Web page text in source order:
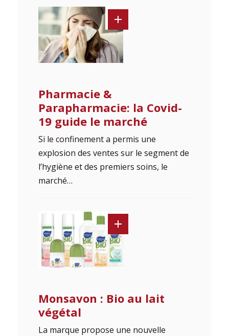
Pharmacie &
Parapharmacie: la Covid-
19 guide le marché
Si le confinement a permis une
explosion des ventes sur le segment de
l’hygiène et des premiers soins, le
marché…
Monsavon : Bio au lait
végétal
La marque propose une nouvelle